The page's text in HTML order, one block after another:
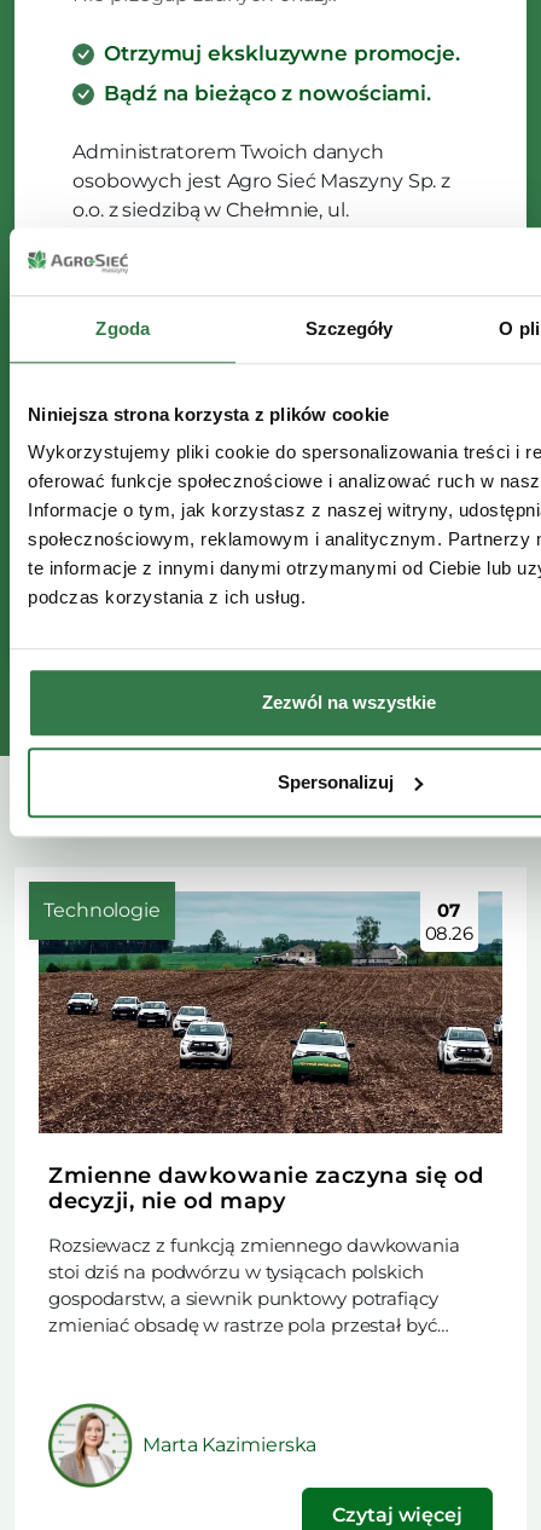
Zgoda Szczegóły O
Niniejsza strona korzysta z plików cookie
Wykorzystujemy pliki cookie do spersonalizowania treści i
oferować funkcje społecznościowe i analizować ruch w
Informacje o tym, jak korzystasz z naszej witryny,
społecznościowym, reklamowym i analitycznym. Partnerzy
te informacje z innymi danymi otrzymanymi od Ciebie lub
podczas korzystania z ich usług.
Zezwól na wszystkie
Spersonalizuj
Otrzymuj ekskluzywne promocje.
Bądź na bieżąco z nowościami.
Administratorem Twoich danych
osobowych jest Agro Sieć Maszyny Sp. z
o.o. z siedzibą w Chełmnie, ul.
będą przetwarzane w celu wysyłki
newslettera. Masz prawo do dostępu,
poprawienia lub usunięcia swoich
Technologie
07
08.26
Zmienne dawkowanie zaczyna się od
decyzji, nie od mapy
Rozsiewacz z funkcją zmiennego dawkowania
stoi dziś na podwórzu w tysiącach polskich
gospodarstw, a siewnik punktowy potrafiący
zmieniać obsadę w rastrze pola przestał być
technologia ma obniżyć koszt nawożenia, czy
podnieść plon. Ten artykuł powstał na podstawie
materiału opublikowanego w najnowszym
wydaniu naszego […]
Marta Kazimierska
Czytaj więcej